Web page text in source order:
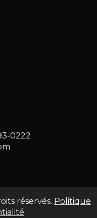
0222
réservés. Politique